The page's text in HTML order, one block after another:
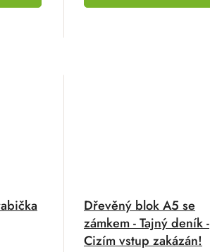
Dřevěný blok A5 se
zámkem - Tajný deník -
Cizím vstup zakázán!